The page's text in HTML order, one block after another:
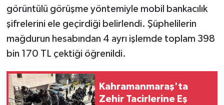
görüntülü görüşme yöntemiyle mobil bankacılık
şifrelerini ele geçirdiği belirlendi. Şüphelilerin
mağdurun hesabından 4 ayrı işlemde toplam 398
bin 170 TL çektiği öğrenildi.
Kahramanmaraş'ta
Zehir Tacirlerine Eş
SEÇİM 2014
KİM KİMDİR
ÇEK GÖNDER
KİTAP